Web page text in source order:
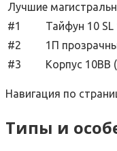
Лучшие
#1
Тайфун 10
#2
1П
#3
Корпус 10BB
Навигация по
Типы и